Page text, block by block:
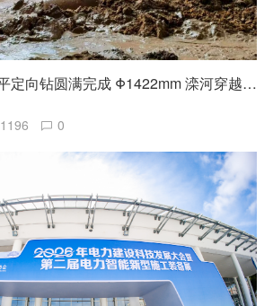
徐工 XZ11600 水平定向钻圆满完成 Φ1422mm 滦河穿越施工
1196 0